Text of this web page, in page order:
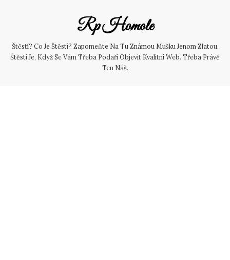
Rp Homole
Štěstí? Co Je Štěstí? Zapomeňte Na Tu Známou Mušku Jenom Zlatou.
Štěstí Je, Když Se Vám Třeba Podaří Objevit Kvalitní Web. Třeba Právě
Ten Náš.